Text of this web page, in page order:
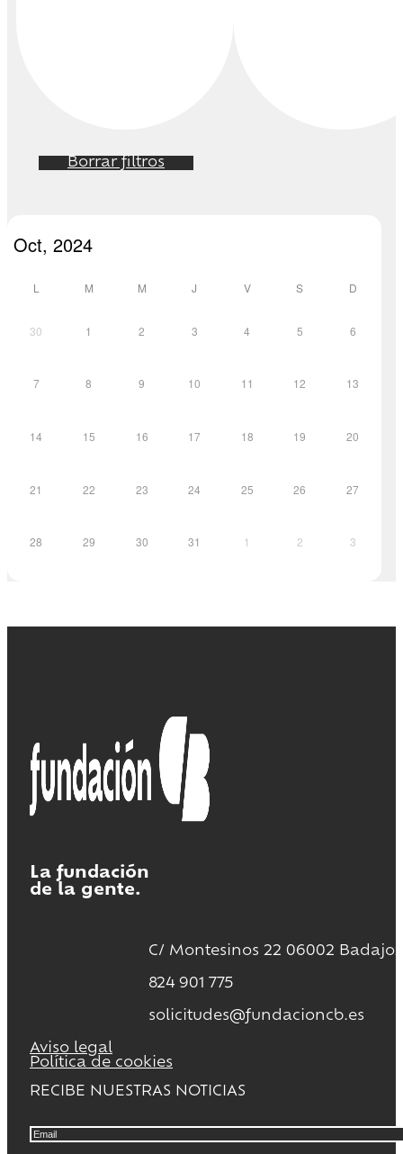
Borrar filtros
L M M J V S D
30 1 2 3 4 5 6
7 8 9 10 11 12 13
14 15 16 17 18 19 20
21 22 23 24 25 26 27
28 29 30 31 1 2 3
La fundación
de la gente.
C/ Montesinos 22 06002 Badajoz
824 901 775
solicitudes@fundacioncb.es
Aviso legal
Política de cookies
RECIBE NUESTRAS NOTICIAS